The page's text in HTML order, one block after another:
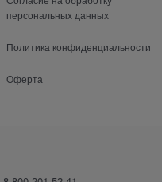
персональных данных
Политика конфиденциальности
Оферта